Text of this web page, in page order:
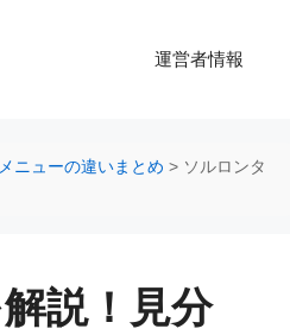
運営者情報
ニューの違いまとめ > ソルロンタ
説！見分